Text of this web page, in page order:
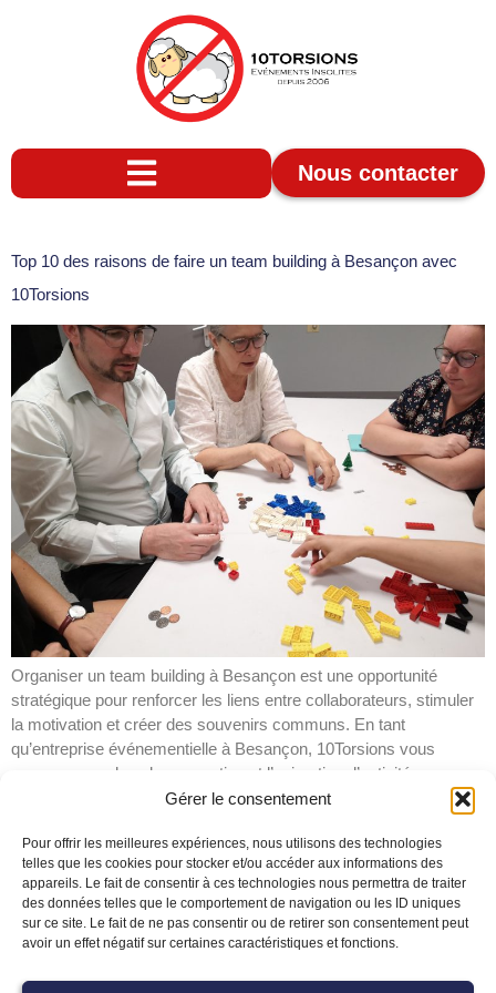
Gérer le consentement
Pour offrir les meilleures expériences, nous utilisons des technologies
telles que les cookies pour stocker et/ou accéder aux informations des
appareils. Le fait de consentir à ces technologies nous permettra de traiter
des données telles que le comportement de navigation ou les ID uniques
sur ce site. Le fait de ne pas consentir ou de retirer son consentement peut
avoir un effet négatif sur certaines caractéristiques et fonctions.
Nous contacter
Top 10 des raisons de faire un team building à Besançon avec
10Torsions
Organiser un team building à Besançon est une opportunité
stratégique pour renforcer les liens entre collaborateurs, stimuler
la motivation et créer des souvenirs communs. En tant
qu’entreprise événementielle à Besançon, 10Torsions vous
accompagne dans la conception et l’animation d’activités sur-
mesure, immersives et impactantes. Voici 10 excellentes raisons
Nous contacter